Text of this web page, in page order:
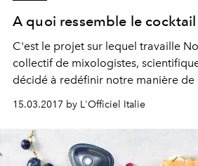
A quoi ressemble le
C'est le projet sur lequel travaille
collectif de mixologistes,
décidé à redéfinir notre manière de
15.03.2017 by L'Officiel Italie